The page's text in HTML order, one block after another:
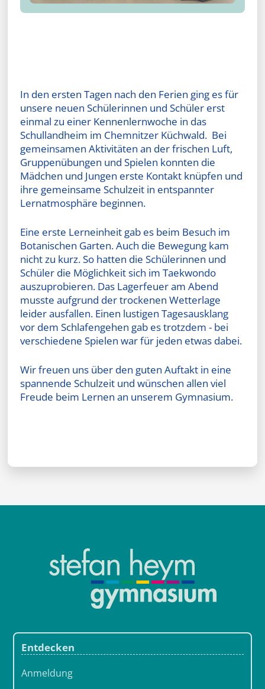
In den ersten Tagen nach den Ferien ging es für
unsere neuen Schülerinnen und Schüler erst
einmal zu einer Kennenlernwoche in das
Schullandheim im Chemnitzer Küchwald. Bei
gemeinsamen Aktivitäten an der frischen Luft,
Gruppenübungen und Spielen konnten die
Mädchen und Jungen erste Kontakt knüpfen und
ihre gemeinsame Schulzeit in entspannter
Lernatmosphäre beginnen.
Eine erste Lerneinheit gab es beim Besuch im
Botanischen Garten. Auch die Bewegung kam
nicht zu kurz. So hatten die Schülerinnen und
Schüler die Möglichkeit sich im Taekwondo
auszuprobieren. Das Lagerfeuer am Abend
musste aufgrund der trockenen Wetterlage
leider ausfallen. Einen lustigen Tagesausklang
vor dem Schlafengehen gab es trotzdem - bei
verschiedene Spielen war für jeden etwas dabei.
Wir freuen uns über den guten Auftakt in eine
spannende Schulzeit und wünschen allen viel
Freude beim Lernen an unserem Gymnasium.
Entdecken
Anmeldung